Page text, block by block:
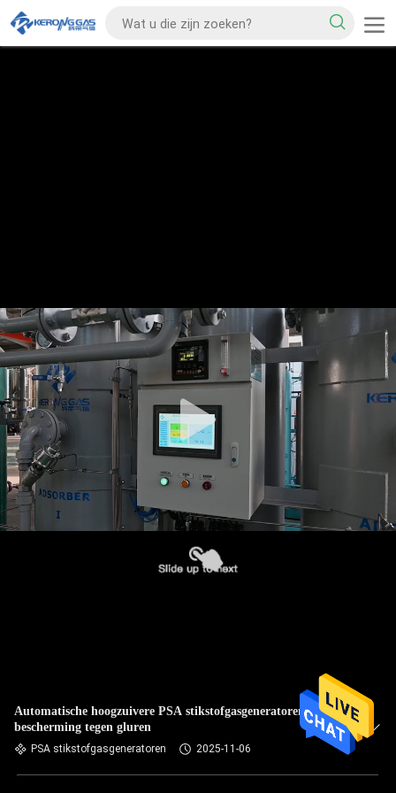
Automatische hoogzuivere PSA stikstofgasgeneratoren ter
bescherming tegen gluren
PSA stikstofgasgeneratoren 2025-11-06